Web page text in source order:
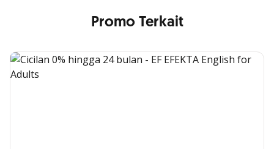
Promo Terkait